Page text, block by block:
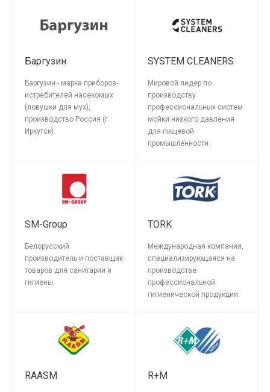
Баргузин
Баргузин - марка приборов-
истребителей насекомых
(ловушки для мух),
производство Россия (г.
Иркутск).
SYSTEM CLEANERS
Мировой лидер по
производству
профессиональных систем
мойки низкого давления
для пищевой
промышленности.
SM-Group
Белорусский
производитель и поставщик
товаров для санитарии и
гигиены.
TORK
Международная компания,
специализирующаяся на
производстве
профессиональной
гигиенической продукции.
RAASM R+M